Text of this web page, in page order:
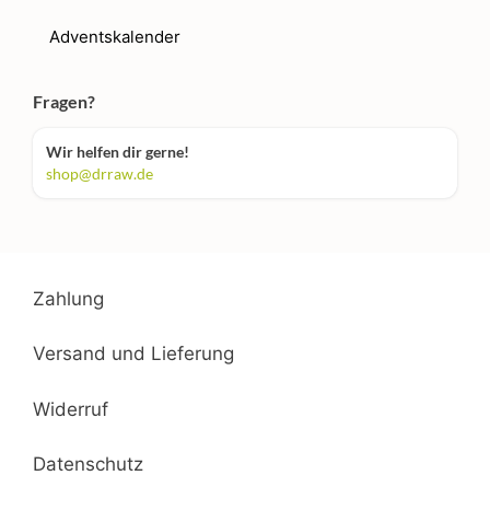
Adventskalender
Fragen?
Wir helfen dir gerne!
shop@drraw.de
Zahlung
Versand und Lieferung
Widerruf
Datenschutz